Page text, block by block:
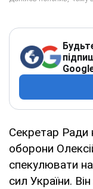
Секретар Ради
оборони
спекулювати
сил України.